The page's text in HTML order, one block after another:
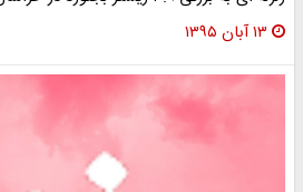
۱۳ آبان ۱۳۹۵